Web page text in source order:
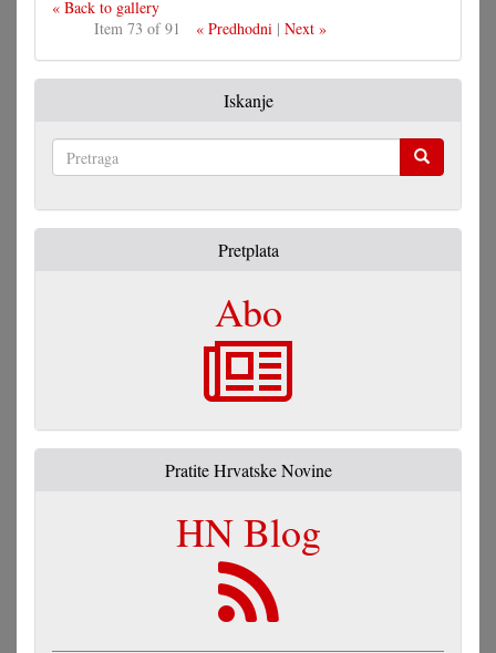
« Back to gallery
Item 73 of 91
« Predhodni| Next »
Iskanje
Pretplata
Abo
Pratite Hrvatske Novine
HN Blog